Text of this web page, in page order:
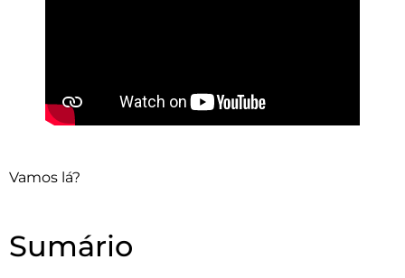
Vamos lá?
Sumário